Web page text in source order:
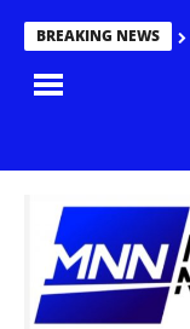
BREAKING NEWS